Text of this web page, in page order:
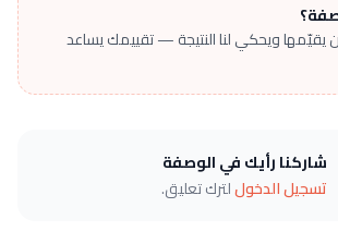
ويحكي لنا النتيجة — تقييمك يساعد
شاركنا رأيك في الوصفة
تسجيل الدخوللترك تعليق.